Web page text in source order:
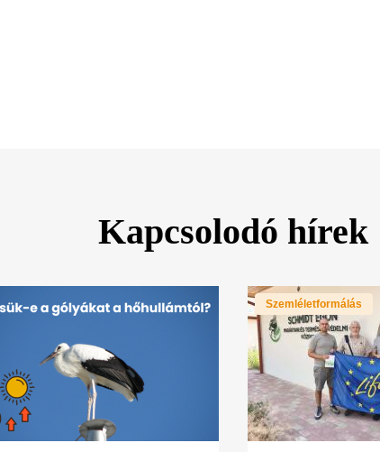
Kapcsolodó hírek
Szemléletformálás